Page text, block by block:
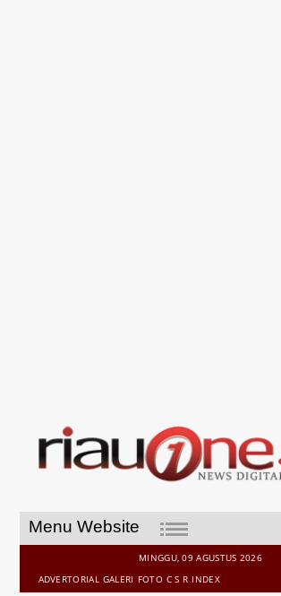
Menu Website
MINGGU, 09 AGUSTUS 2026
ADVERTORIAL GALERI FOTO C S R INDEX